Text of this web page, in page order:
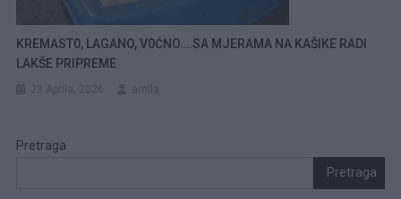
KREMAST0, LAGANO, V0ĆNO….SA MJERAMA NA KAŠIKE RADI
LAKŠE PRIPREME
Pretraga
Pretraga